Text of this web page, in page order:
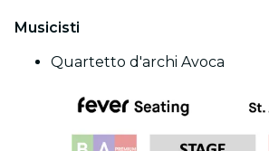
Musicisti
Quartetto d'archi Avoca